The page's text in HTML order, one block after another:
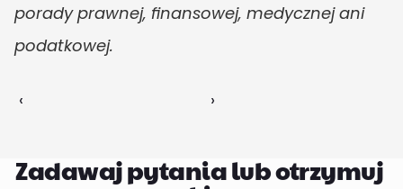
porady prawnej, finansowej, medycznej ani
podatkowej.
‹ ›
Zadawaj pytania lub otrzymuj